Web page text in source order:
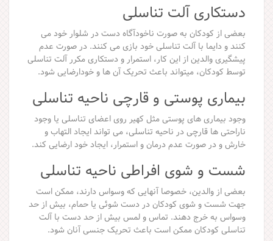
دستکاری آلت تناسلی
بعضی از کودکان به صورت ناخودآگاه دست در شلوار خود می
کنند و دایما با آلت تناسلی خود بازی می کنند. در صورت عدم
پیشگیری والدین از این کار، استمرار و دستکاری مکرر آلت تناسلی
توسط کودکان، میتواند باعث تحریک آن ها و خودارضایی شود.
بیماری پوستی و قارچی ناحیه تناسلی
وجود بیماری های پوستی مثل کهیر روی اعضای تناسلی یا وجود
ناراحتی ها قارچی در ناحیه تناسلی، می تواند ایجاد التهاب و
خارش و در صورت عدم درمان و استمرار، ایجاد خود ارضایی کند.
شست و شوی افراطی ناحیه تناسلی
بعضی از والدین، خصوصا آنهایی که وسواس دارند، ممکن است
جهت شست و شوی کودکان در دست شوئی یا حمام، بیش از حد
وسواس به خرج دهند. تماس و لمس بیش از حد دست با آلت
تناسلی کودکان ممکن است باعث تحریک جنسی آنان شود.